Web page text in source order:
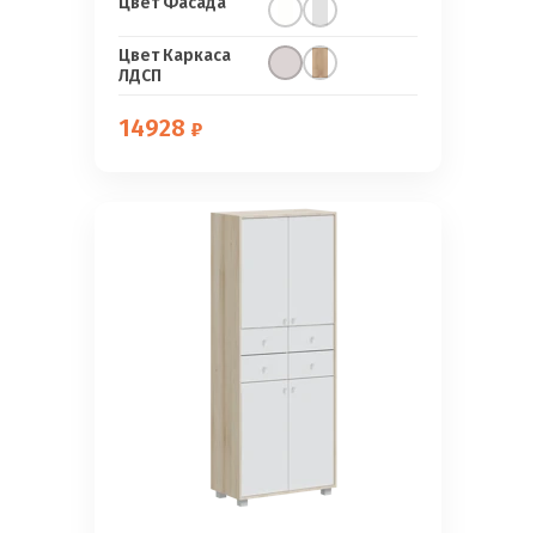
Цвет Каркаса
ЛДСП
14928